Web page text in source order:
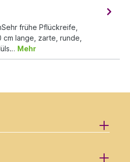
frühe Pflückreife,
lange, zarte, runde,
Mehr